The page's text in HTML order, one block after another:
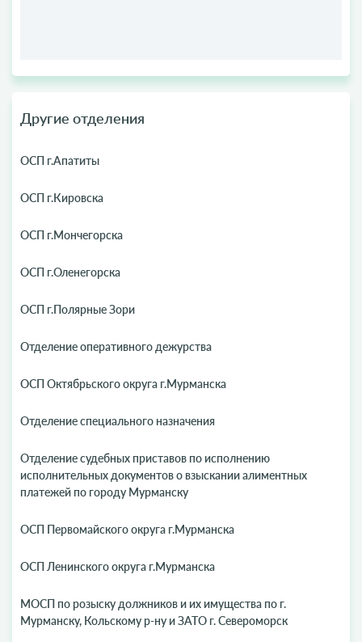
Другие отделения
ОСП г.Апатиты
ОСП г.Кировска
ОСП г.Мончегорска
ОСП г.Оленегорска
ОСП г.Полярные Зори
Отделение оперативного дежурства
ОСП Октябрьского округа г.Мурманска
Отделение специального назначения
Отделение судебных приставов по исполнению
исполнительных документов о взыскании алиментных
платежей по городу Мурманску
ОСП Первомайского округа г.Мурманска
ОСП Ленинского округа г.Мурманска
МОСП по розыску должников и их имущества по г.
Мурманску, Кольскому р-ну и ЗАТО г. Североморск